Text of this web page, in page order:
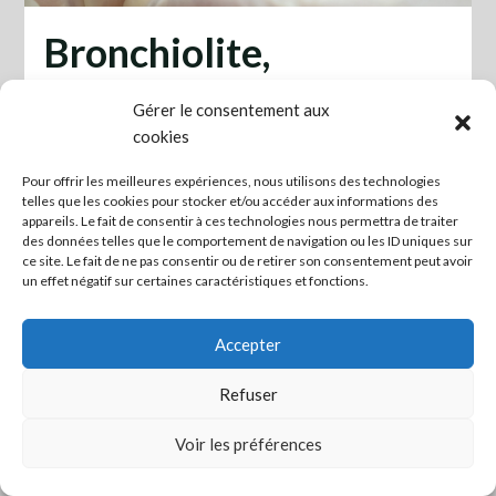
Gérer le consentement aux
cookies
Pour offrir les meilleures expériences, nous utilisons des technologies
telles que les cookies pour stocker et/ou accéder aux informations des
appareils. Le fait de consentir à ces technologies nous permettra de traiter
des données telles que le comportement de navigation ou les ID uniques sur
ce site. Le fait de ne pas consentir ou de retirer son consentement peut avoir
un effet négatif sur certaines caractéristiques et fonctions.
Accepter
Refuser
Voir les préférences
Bronchiolite,
information à
destination des
parents
Posted on novembre 21, 2024
Mettre en lien ceux qui veulent agir ! -